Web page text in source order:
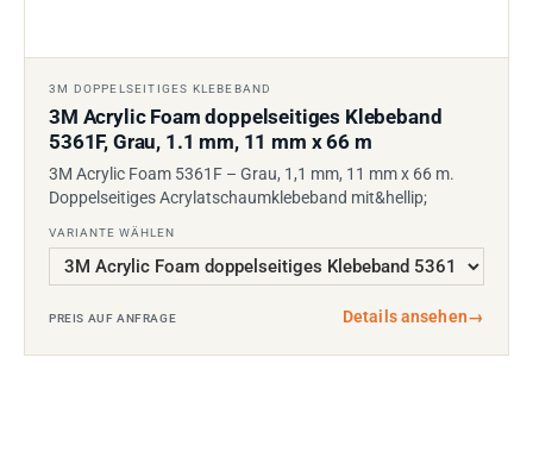
3M DOPPELSEITIGES KLEBEBAND
3M Acrylic Foam doppelseitiges Klebeband
5361F, Grau, 1.1 mm, 11 mm x 66 m
3M Acrylic Foam 5361F – Grau, 1,1 mm, 11 mm x 66 m.
Doppelseitiges Acrylatschaumklebeband mit&hellip;
VARIANTE WÄHLEN
PREIS AUF ANFRAGE Details ansehen→